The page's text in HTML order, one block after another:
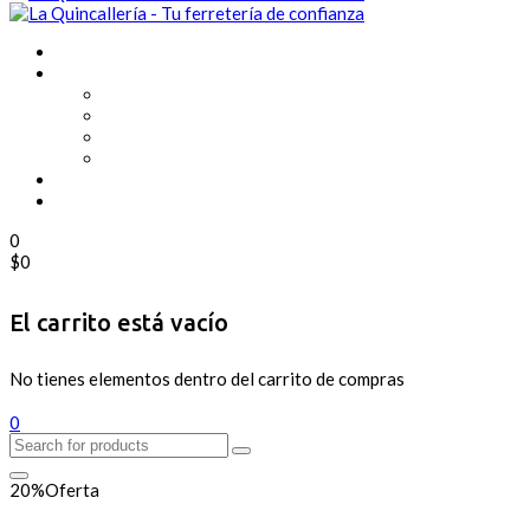
0
$0
El carrito está vacío
No tienes elementos dentro del carrito de compras
0
20%Oferta